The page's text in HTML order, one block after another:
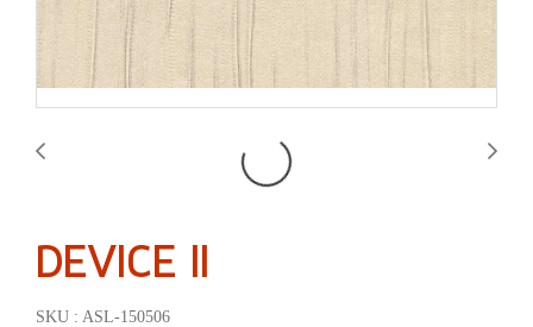
DEVICE II
SKU : ASL-150506